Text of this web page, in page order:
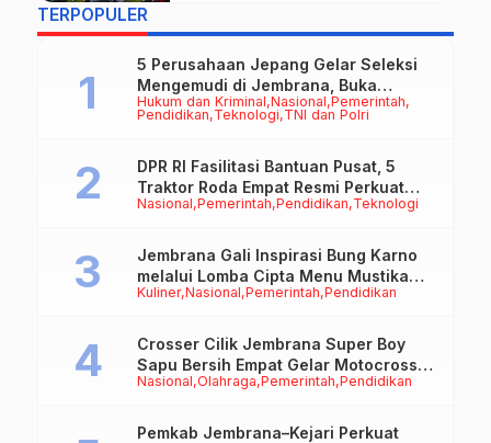
TERPOPULER
Hukum dan Kriminal Nasional Pemerintah
Pendidikan Teknologi TNI dan Polri
5 Perusahaan Jepang Gelar Seleksi
Mengemudi di Jembrana, Buka
Peluang Kerja bagi Calon PMI
Nasional Pemerintah Pendidikan Teknologi
DPR RI Fasilitasi Bantuan Pusat, 5
Traktor Roda Empat Resmi Perkuat
Mekanisasi Pertanian Jembrana
Kuliner Nasional Pemerintah Pendidikan
Jembrana Gali Inspirasi Bung Karno
melalui Lomba Cipta Menu Mustika
Rasa
Nasional Olahraga Pemerintah Pendidikan
Crosser Cilik Jembrana Super Boy
Sapu Bersih Empat Gelar Motocross
50cc
Pemkab Jembrana–Kejari Perkuat